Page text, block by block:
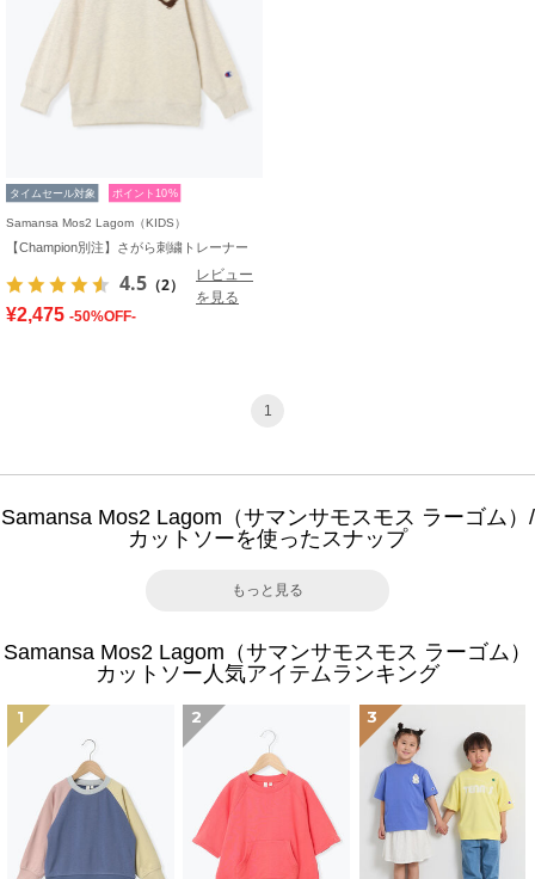
タイムセール対象 ポイント10%
Samansa Mos2 Lagom（KIDS）
【Champion別注】さがら刺繍トレーナー
4.5 （2）
レビュー
を見る
¥2,475 -50%OFF-
1
Samansa Mos2 Lagom（サマンサモスモス ラーゴム）/
カットソーを使ったスナップ
もっと見る
Samansa Mos2 Lagom（サマンサモスモス ラーゴム）
カットソー人気アイテムランキング
1 2 3